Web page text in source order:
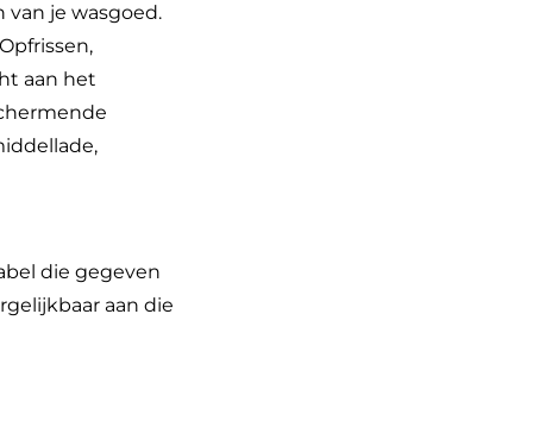
van je wasgoed.
aan het
die gegeven
aan die